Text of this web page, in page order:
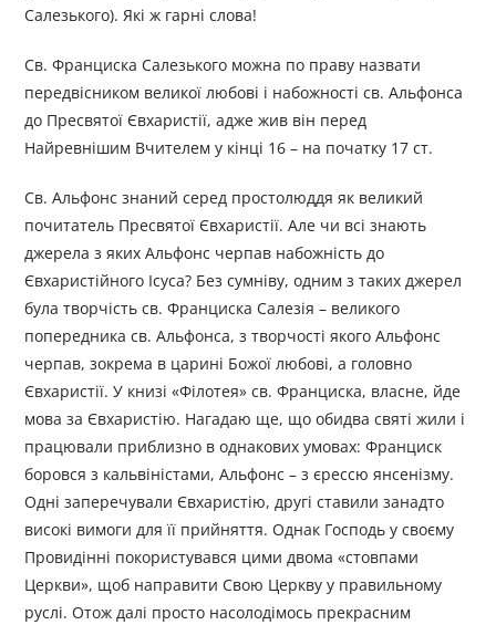
Салезького). Які ж гарні слова!
Св. Франциска Салезького можна по праву назвати
передвісником великої любові і набожності св. Альфонса
до Пресвятої Євхаристії, адже жив він перед
Найревнішим Вчителем у кінці 16 – на початку 17 ст.
Св. Альфонс знаний серед простолюддя як великий
почитатель Пресвятої Євхаристії. Але чи всі знають
джерела з яких Альфонс черпав набожність до
Євхаристійного Ісуса? Без сумніву, одним з таких джерел
була творчість св. Франциска Салезія – великого
попередника св. Альфонса, з творчості якого Альфонс
черпав, зокрема в царині Божої любові, а головно
Євхаристії. У книзі «Філотея» св. Франциска, власне, йде
мова за Євхаристію. Нагадаю ще, що обидва святі жили і
працювали приблизно в однакових умовах: Франциск
боровся з кальвіністами, Альфонс – з єрессю янсенізму.
Одні заперечували Євхаристію, другі ставили занадто
високі вимоги для її прийняття. Однак Господь у своєму
Провидінні покористувався цими двома «стовпами
Церкви», щоб направити Свою Церкву у правильному
руслі. Отож далі просто насолодімось прекрасним